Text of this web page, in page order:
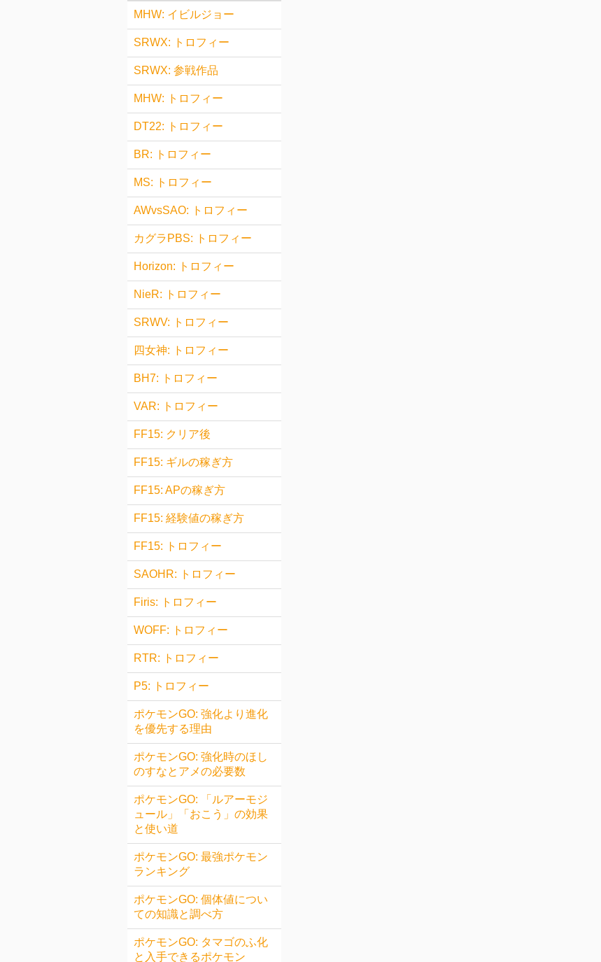
MHW: イビルジョー
SRWX: トロフィー
SRWX: 参戦作品
MHW: トロフィー
DT22: トロフィー
BR: トロフィー
MS: トロフィー
AWvsSAO: トロフィー
カグラPBS: トロフィー
Horizon: トロフィー
NieR: トロフィー
SRWV: トロフィー
四女神: トロフィー
BH7: トロフィー
VAR: トロフィー
FF15: クリア後
FF15: ギルの稼ぎ方
FF15: APの稼ぎ方
FF15: 経験値の稼ぎ方
FF15: トロフィー
SAOHR: トロフィー
Firis: トロフィー
WOFF: トロフィー
RTR: トロフィー
P5: トロフィー
ポケモンGO: 強化より進化
を優先する理由
ポケモンGO: 強化時のほし
のすなとアメの必要数
ポケモンGO: 「ルアーモジ
ュール」「おこう」の効果
と使い道
ポケモンGO: 最強ポケモン
ランキング
ポケモンGO: 個体値につい
ての知識と調べ方
ポケモンGO: タマゴのふ化
と入手できるポケモン